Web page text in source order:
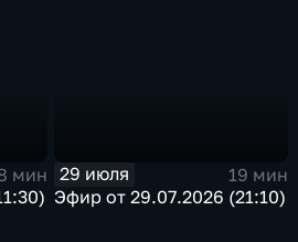
мин
29 июля
19 мин
Эфир от 29.07.2026 (21:10)